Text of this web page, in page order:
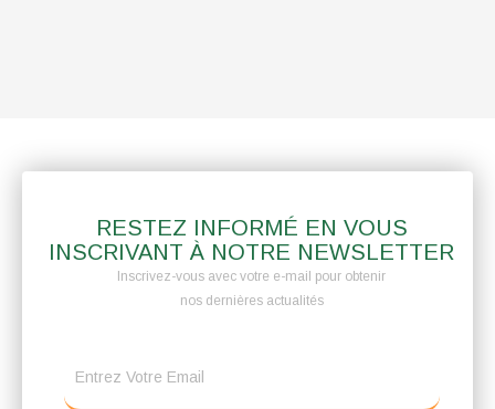
RESTEZ INFORMÉ EN VOUS
INSCRIVANT À NOTRE NEWSLETTER
Inscrivez-vous avec votre e-mail pour obtenir
nos dernières actualités